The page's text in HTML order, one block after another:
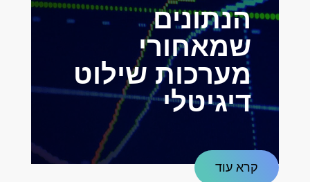
הנתונים
שמאחורי
מערכות שילוט
דיגיטלי
קרא עוד